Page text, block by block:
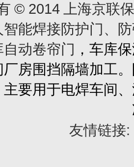
© 2014上海京联
能焊接防护门、
动卷帘门 ，车库
厂房围挡隔墙加工
要用于电焊车间
友情链接: